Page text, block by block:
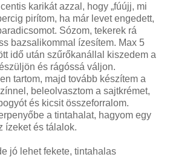
karikát azzal, hogy „fúújj, mi
pirítom, ha már levet engedett,
Sózom, tekerek rá
bazsalikommal ízesítem. Max 5
idő után szűrőkanállal kiszedem a
és rágóssá váljon.
tartom, majd tovább készítem a
beleolvasztom a sajtkrémet,
és kicsit összeforralom.
a tintahalat, hagyom egy
ízeket és tálalok.
jó lehet fekete, tintahalas